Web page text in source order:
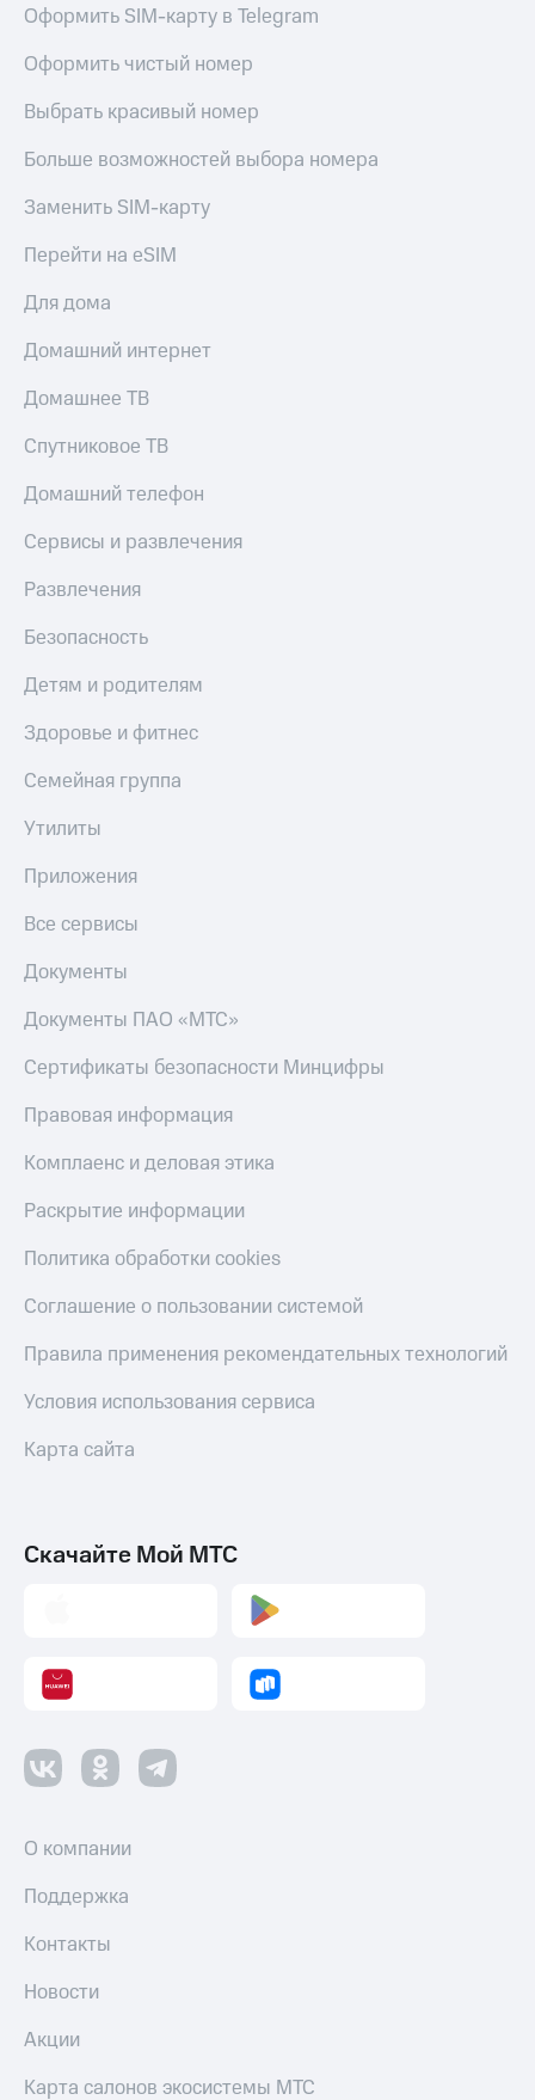
Оформить SIM-карту в Telegram
Оформить чистый номер
Выбрать красивый номер
Больше возможностей выбора номера
Заменить SIM-карту
Перейти на eSIM
Для дома
Домашний интернет
Домашнее ТВ
Спутниковое ТВ
Домашний телефон
Сервисы и развлечения
Развлечения
Безопасность
Детям и родителям
Здоровье и фитнес
Семейная группа
Утилиты
Приложения
Все сервисы
Документы
Документы ПАО «МТС»
Сертификаты безопасности Минцифры
Правовая информация
Комплаенс и деловая этика
Раскрытие информации
Политика обработки cookies
Соглашение о пользовании системой
Правила применения рекомендательных технологий
Условия использования сервиса
Карта сайта
Скачайте Мой МТС
О компании
Поддержка
Контакты
Новости
Акции
Карта салонов экосистемы МТС